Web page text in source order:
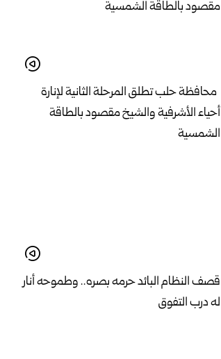
محافظة حلب تطلق المرحلة الثانية لإنارة
أحياء الأشرفية والشيخ مقصود بالطاقة
الشمسية
قصف النظام البائد حرمه بصره.. وطموحه أنار
له درب التفوق